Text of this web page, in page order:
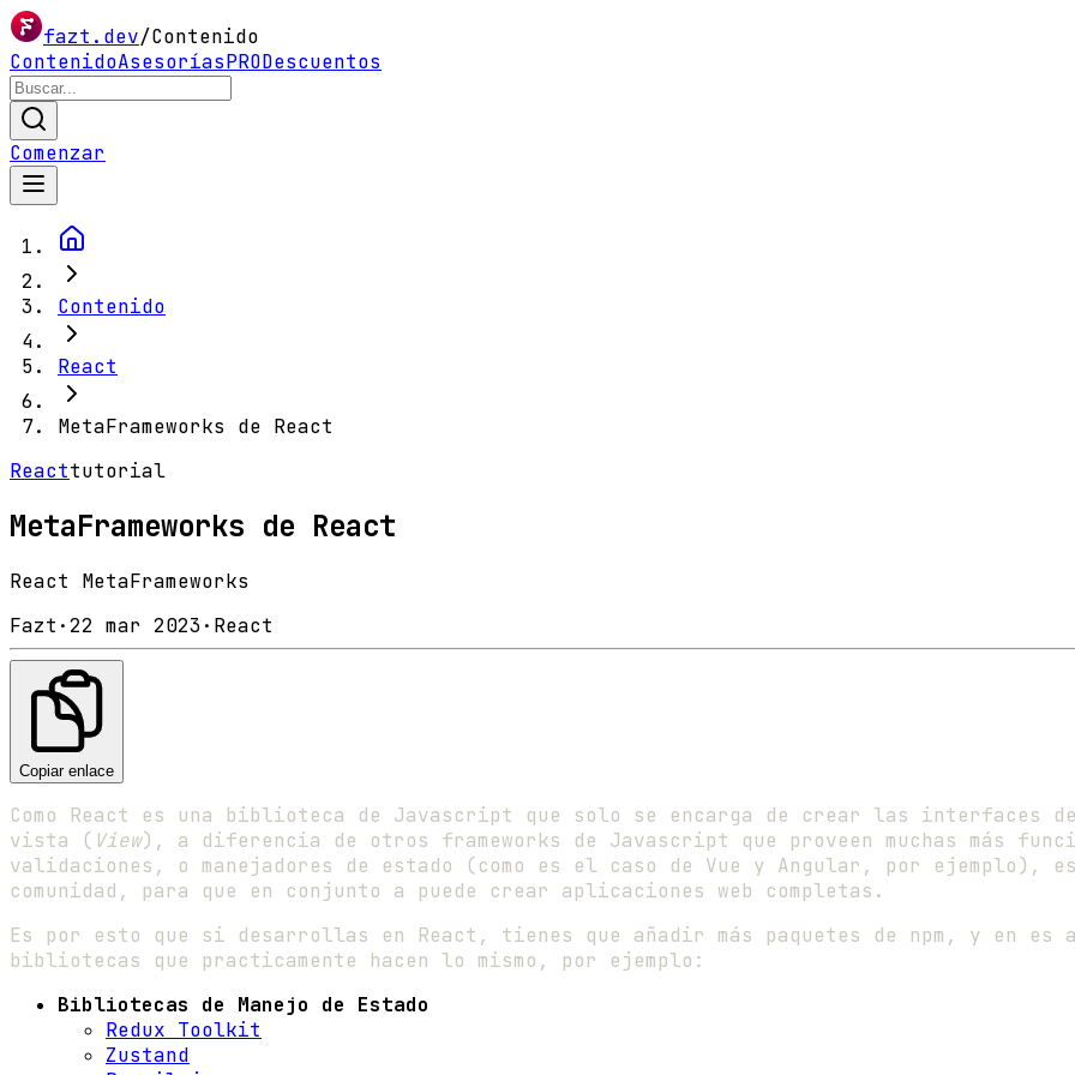
fazt.dev/Contenido
ContenidoAsesoríasPRODescuentos
Comenzar
Contenido
React
MetaFrameworks de React
Reacttutorial
MetaFrameworks de React
React MetaFrameworks
Fazt ·22 mar 2023· React
Copiar enlace
Como React es una biblioteca de Javascript que solo se encarga de crear las interfaces
vista ( View), a diferencia de otros frameworks de Javascript que proveen muchas más
validaciones, o manejadores de estado (como es el caso de Vue y Angular, por ejemplo),
comunidad, para que en conjunto a puede crear aplicaciones web completas.
Es por esto que si desarrollas en React, tienes que añadir más paquetes de npm, y en
bibliotecas que practicamente hacen lo mismo, por ejemplo:
Bibliotecas de Manejo de Estado
Redux Toolkit
Zustand